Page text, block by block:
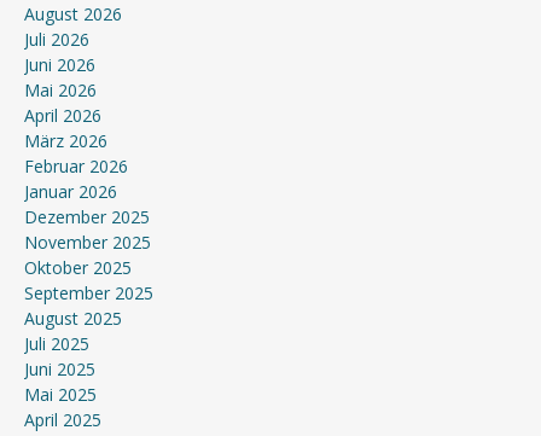
August 2026
Juli 2026
Juni 2026
Mai 2026
April 2026
März 2026
Februar 2026
Januar 2026
Dezember 2025
November 2025
Oktober 2025
September 2025
August 2025
Juli 2025
Juni 2025
Mai 2025
April 2025